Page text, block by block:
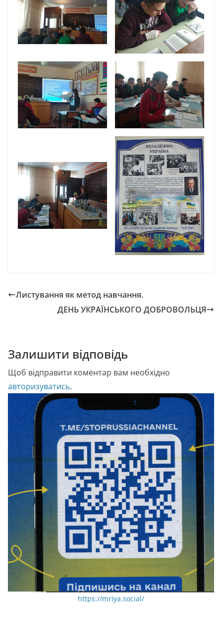
Листування як метод навчання.
ДЕНЬ УКРАЇНСЬКОГО ДОБРОВОЛЬЦЯ
Залишити відповідь
Щоб відправити коментар вам необхідно
авторизуватись.
https://mriya.social/